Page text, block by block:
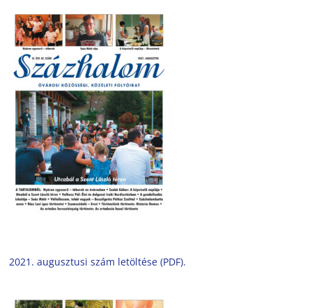
2021. augusztusi szám letöltése (PDF).